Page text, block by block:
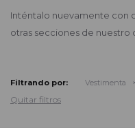
Inténtalo nuevamente con
otras secciones de nuestro
Filtrando por: Vestimenta
Quitar filtros